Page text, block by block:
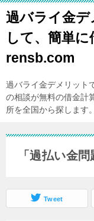
過バライ金
して、簡単
rensb.com
過バライ金デメリット
の相談が無料の借金計
所を全国から探します。
「過払い金
Tweet